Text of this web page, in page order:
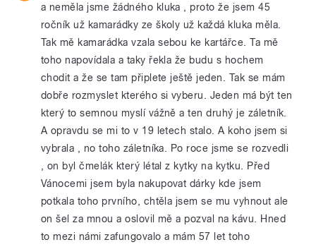
a neměla jsme žádného kluka , proto že jsem 45
ročník už kamarádky ze školy už každá kluka měla.
Tak mě kamarádka vzala sebou ke kartářce. Ta mě
toho napovídala a taky řekla že budu s hochem
chodit a že se tam připlete ještě jeden. Tak se mám
dobře rozmyslet kterého si vyberu. Jeden má být ten
který to semnou myslí vážně a ten druhý je záletník.
A opravdu se mi to v 19 letech stalo. A koho jsem si
vybrala , no toho záletníka. Po roce jsme se rozvedli
, on byl čmelák který létal z kytky na kytku. Před
Vánocemi jsem byla nakupovat dárky kde jsem
potkala toho prvního, chtěla jsem se mu vyhnout ale
on šel za mnou a oslovil mě a pozval na kávu. Hned
to mezi námi zafungovalo a mám 57 let toho